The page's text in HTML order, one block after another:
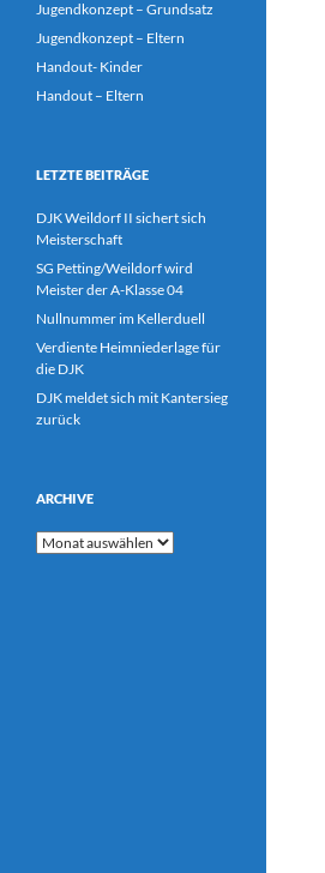
Jugendkonzept – Grundsatz
Jugendkonzept – Eltern
Handout- Kinder
Handout – Eltern
LETZTE BEITRÄGE
DJK Weildorf II sichert sich
Meisterschaft
SG Petting/Weildorf wird
Meister der A-Klasse 04
Nullnummer im Kellerduell
Verdiente Heimniederlage für
die DJK
DJK meldet sich mit Kantersieg
zurück
ARCHIVE
Archive